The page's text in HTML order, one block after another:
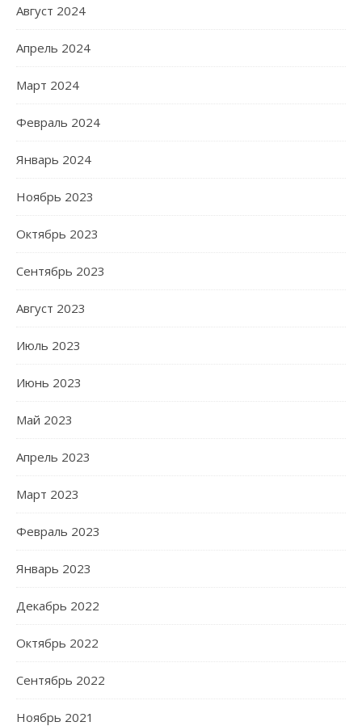
Август 2024
Апрель 2024
Март 2024
Февраль 2024
Январь 2024
Ноябрь 2023
Октябрь 2023
Сентябрь 2023
Август 2023
Июль 2023
Июнь 2023
Май 2023
Апрель 2023
Март 2023
Февраль 2023
Январь 2023
Декабрь 2022
Октябрь 2022
Сентябрь 2022
Ноябрь 2021